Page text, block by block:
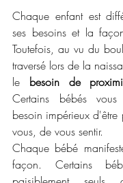
Chaque enfant est
ses besoins et la
Toutefois, au vu du
traversé lors de la
le besoin de
Certains bébés vous
besoin impérieux d'être
vous, de vous sentir.
Chaque bébé
façon. Certains